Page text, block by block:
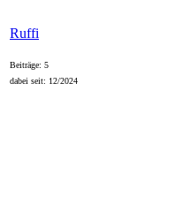
Ruffi
Beiträge: 5
dabei seit: 12/2024